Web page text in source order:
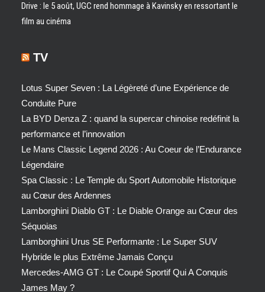
Drive : le 5 août, UGC rend hommage à Kavinsky en ressortant le
film au cinéma
TV
Lotus Super Seven : La Légèreté d’une Expérience de
Conduite Pure
La BYD Denza Z : quand la supercar chinoise redéfinit la
performance et l’innovation
Le Mans Classic Legend 2026 : Au Coeur de l’Endurance
Légendaire
Spa Classic : Le Temple du Sport Automobile Historique
au Cœur des Ardennes
Lamborghini Diablo GT : Le Diable Orange au Cœur des
Séquoias
Lamborghini Urus SE Performante : Le Super SUV
Hybride le plus Extrême Jamais Conçu
Mercedes-AMG GT : Le Coupé Sportif Qui A Conquis
James May ?